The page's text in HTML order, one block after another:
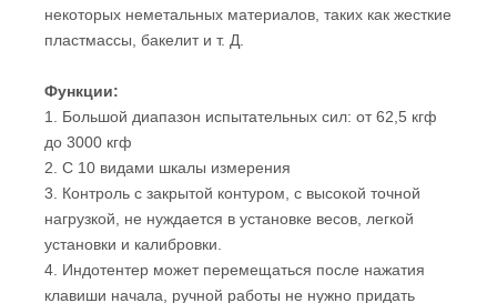
некоторых неметальных материалов, таких как жесткие
Функции:
1. Большой диапазон испытательных сил: от 62,5 кгф
до 3000 кгф
2. С 10 видами шкалы измерения
3. Контроль с закрытой контуром, с высокой точной
нагрузкой, не нуждается в установке весов, легкой
установки и калибровки.
4. Индотентер может перемещаться после нажатия